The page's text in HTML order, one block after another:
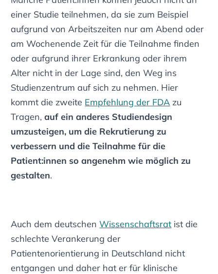
einer Studie teilnehmen, da sie zum Beispiel
aufgrund von Arbeitszeiten nur am Abend oder
am Wochenende Zeit für die Teilnahme finden
oder aufgrund ihrer Erkrankung oder ihrem
Alter nicht in der Lage sind, den Weg ins
Studienzentrum auf sich zu nehmen. Hier
kommt die zweite Empfehlung der FDA zu
Tragen,auf ein anderes Studiendesign
umzusteigen, um die Rekrutierung zu
verbessern und die Teilnahme für die
Patient:innen so angenehm wie möglich zu
gestalten.
Auch dem deutschenWissenschaftsrat ist die
schlechte Verankerung der
Patientenorientierung in Deutschland nicht
entgangen und daher hat er für klinische